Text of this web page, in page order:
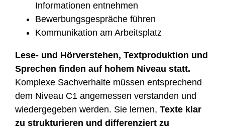
Informationen entnehmen
Bewerbungsgespräche führen
Kommunikation am Arbeitsplatz
Lese- und Hörverstehen, Textproduktion und
Sprechen finden auf hohem Niveau statt.
Komplexe Sachverhalte müssen entsprechend
dem Niveau C1 angemessen verstanden und
wiedergegeben werden. Sie lernen, Texte klar
zu strukturieren und differenziert zu